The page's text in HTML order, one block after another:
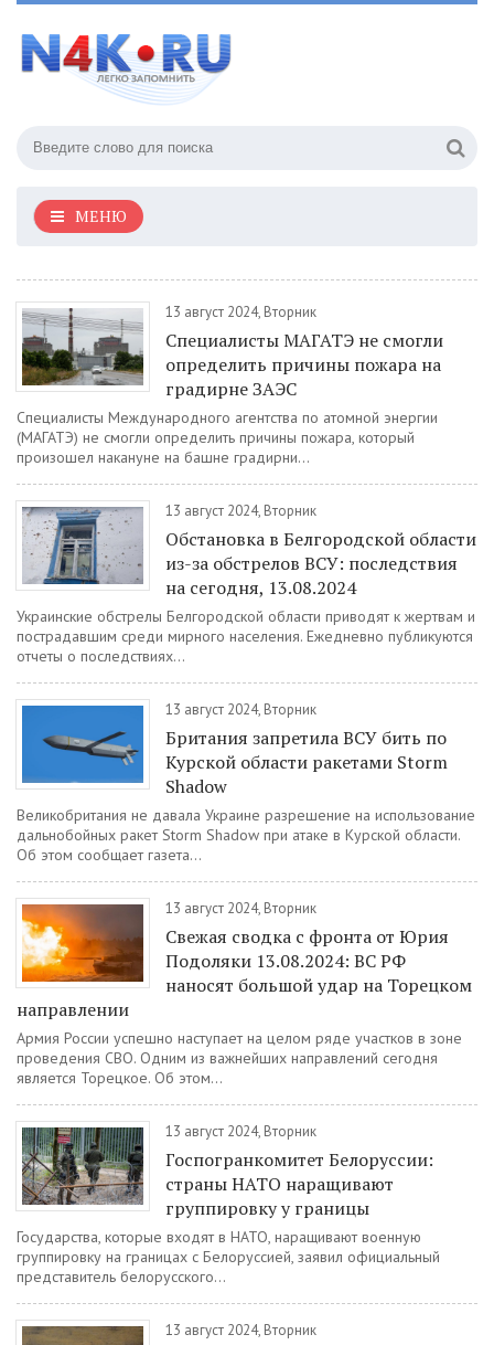
МЕНЮ
13 август 2024, Вторник
Специалисты МАГАТЭ не смогли
определить причины пожара на
градирне ЗАЭС
Специалисты Международного агентства по атомной энергии
(МАГАТЭ) не смогли определить причины пожара, который
произошел накануне на башне градирни...
13 август 2024, Вторник
Обстановка в Белгородской области
из-за обстрелов ВСУ: последствия
на сегодня, 13.08.2024
Украинские обстрелы Белгородской области приводят к жертвам и
пострадавшим среди мирного населения. Ежедневно публикуются
отчеты о последствиях...
13 август 2024, Вторник
Британия запретила ВСУ бить по
Курской области ракетами Storm
Shadow
Великобритания не давала Украине разрешение на использование
дальнобойных ракет Storm Shadow при атаке в Курской области.
Об этом сообщает газета...
13 август 2024, Вторник
Свежая сводка с фронта от Юрия
Подоляки 13.08.2024: ВС РФ
наносят большой удар на Торецком
направлении
Армия России успешно наступает на целом ряде участков в зоне
проведения СВО. Одним из важнейших направлений сегодня
является Торецкое. Об этом...
13 август 2024, Вторник
Госпогранкомитет Белоруссии:
страны НАТО наращивают
группировку у границы
Государства, которые входят в НАТО, наращивают военную
группировку на границах с Белоруссией, заявил официальный
представитель белорусского...
13 август 2024, Вторник